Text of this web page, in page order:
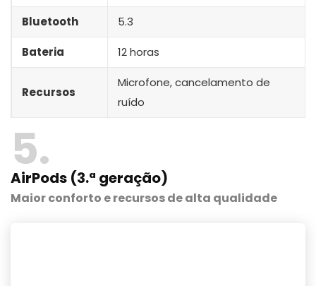
Bluetooth 5.3
Bateria 12 horas
Recursos
Microfone, cancelamento de
ruído
5
AirPods (3.ª geração)
Maior conforto e recursos de alta qualidade